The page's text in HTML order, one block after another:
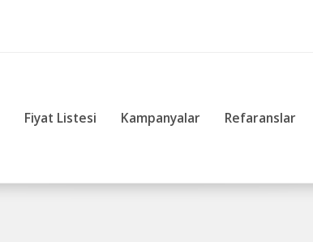
Fiyat Listesi Kampanyalar Refaranslar